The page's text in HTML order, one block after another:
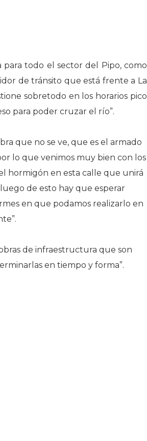
todo el sector del Pipo, como
de tránsito que está frente a La
sobretodo en los horarios pico
para poder cruzar el río”.
que no se ve, que es el armado
lo que venimos muy bien con los
hormigón en esta calle que unirá
de esto hay que esperar
en que podamos realizarlo en
de infraestructura que son
en tiempo y forma”.